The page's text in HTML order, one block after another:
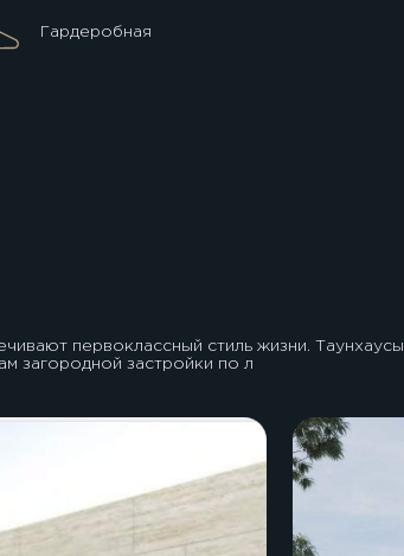
Гардеробная
первоклассный стиль жизни. Таунхаусы
загородной застройки по л